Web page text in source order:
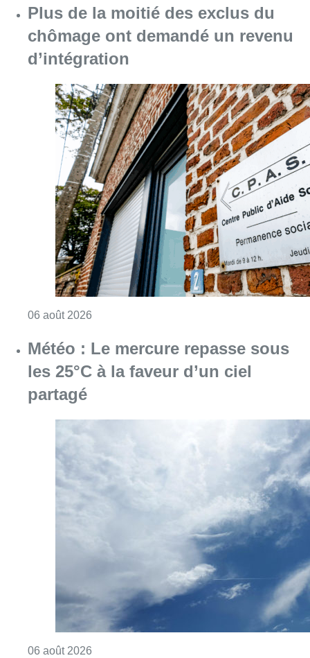
Plus de la moitié des exclus du
chômage ont demandé un revenu
d’intégration
06 août 2026
Météo : Le mercure repasse sous
les 25°C à la faveur d’un ciel
partagé
06 août 2026